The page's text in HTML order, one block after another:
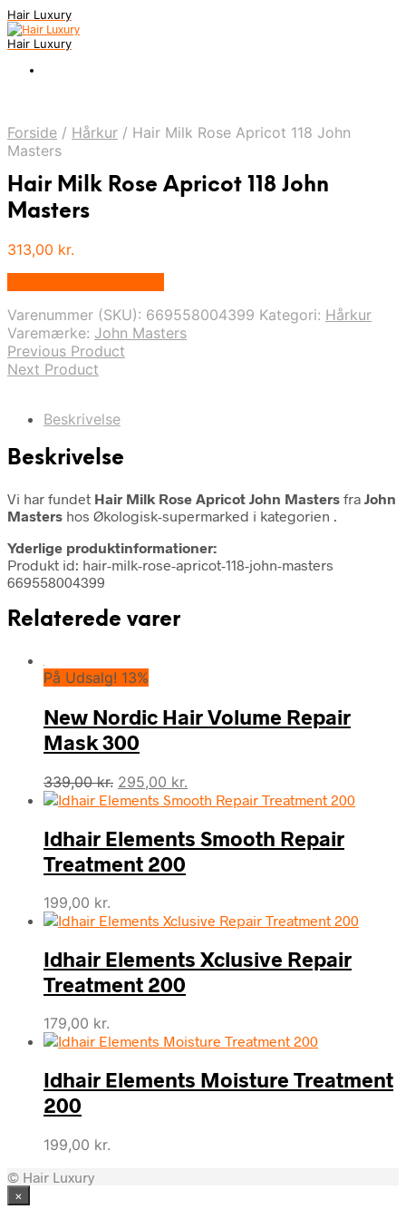
Hair Luxury
Hair Luxury
Forside / Hårkur / Hair Milk Rose Apricot 118 John
Masters
Hair Milk Rose Apricot 118 John
Masters
313,00 kr.
Varenummer (SKU): 669558004399 Kategori: Hårkur
Varemærke: John Masters
Previous Product
Next Product
Beskrivelse
Beskrivelse
Vi har fundet Hair Milk Rose Apricot John Masters fra John
Masters hos Økologisk-supermarked i kategorien .
Yderlige produktinformationer:
Produkt id: hair-milk-rose-apricot-118-john-masters
669558004399
Relaterede varer
På Udsalg! 13%
New Nordic Hair Volume Repair
Mask 300
339,00kr. Den
oprindelige
var:
339,00 kr..
295,00 kr.
aktuelle
er:
295,00 kr..
Idhair Elements Smooth Repair
Treatment 200
199,00 kr.
Idhair Elements Xclusive Repair
Treatment 200
179,00 kr.
Idhair Elements Moisture Treatment
200
199,00 kr.
© Hair Luxury
×